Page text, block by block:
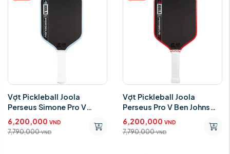
Vợt Pickleball Joola
Perseus Simone Pro V
16mm (Gen5)
6,200,000 VND
7,790,000 VND
Vợt Pickleball Joola
Perseus Pro V Ben Johns
Blaze Red 16mm ( Gen5 )
6,200,000 VND
7,790,000 VND